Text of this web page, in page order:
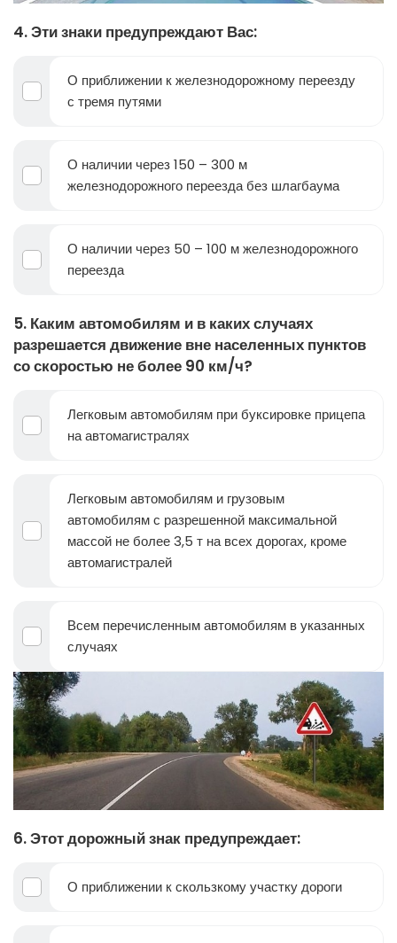
4. Эти знаки предупреждают Вас:
О приближении к железнодорожному переезду
с тремя путями
О наличии через 150 – 300 м
железнодорожного переезда без шлагбаума
О наличии через 50 – 100 м железнодорожного
переезда
5. Каким автомобилям и в каких случаях
разрешается движение вне населенных пунктов
со скоростью не более 90 км/ч?
Легковым автомобилям при буксировке прицепа
на автомагистралях
Легковым автомобилям и грузовым
автомобилям с разрешенной максимальной
массой не более 3,5 т на всех дорогах, кроме
автомагистралей
Всем перечисленным автомобилям в указанных
случаях
6. Этот дорожный знак предупреждает:
О приближении к скользкому участку дороги